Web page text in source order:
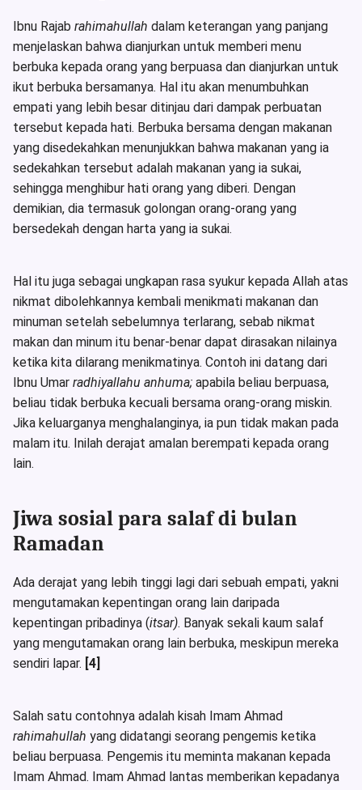
Ibnu Rajab rahimahullah dalam keterangan yang panjang
menjelaskan bahwa dianjurkan untuk memberi menu
berbuka kepada orang yang berpuasa dan dianjurkan untuk
ikut berbuka bersamanya. Hal itu akan menumbuhkan
empati yang lebih besar ditinjau dari dampak perbuatan
tersebut kepada hati. Berbuka bersama dengan makanan
yang disedekahkan menunjukkan bahwa makanan yang ia
sedekahkan tersebut adalah makanan yang ia sukai,
sehingga menghibur hati orang yang diberi. Dengan
demikian, dia termasuk golongan orang-orang yang
bersedekah dengan harta yang ia sukai.
Hal itu juga sebagai ungkapan rasa syukur kepada Allah atas
nikmat dibolehkannya kembali menikmati makanan dan
minuman setelah sebelumnya terlarang, sebab nikmat
makan dan minum itu benar-benar dapat dirasakan nilainya
ketika kita dilarang menikmatinya. Contoh ini datang dari
Ibnu Umar radhiyallahu anhuma; apabila beliau berpuasa,
beliau tidak berbuka kecuali bersama orang-orang miskin.
Jika keluarganya menghalanginya, ia pun tidak makan pada
malam itu. Inilah derajat amalan berempati kepada orang
lain.
Jiwa sosial para salaf di bulan
Ramadan
Ada derajat yang lebih tinggi lagi dari sebuah empati, yakni
mengutamakan kepentingan orang lain daripada
kepentingan pribadinya (itsar). Banyak sekali kaum salaf
yang mengutamakan orang lain berbuka, meskipun mereka
sendiri lapar. [4]
Salah satu contohnya adalah kisah Imam Ahmad
rahimahullah yang didatangi seorang pengemis ketika
beliau berpuasa. Pengemis itu meminta makanan kepada
Imam Ahmad. Imam Ahmad lantas memberikan kepadanya